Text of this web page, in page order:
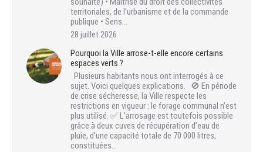
territoriales, de l’urbanisme et de la commande
publique • Sens…
28 juillet 2026
Pourquoi la Ville arrose-t-elle encore certains
espaces verts ?
Plusieurs habitants nous ont interrogés à ce
sujet. Voici quelques explications. 🚫 En période
de crise sécheresse, la Ville respecte les
restrictions en vigueur : le forage communal n’est
plus utilisé. ✅ L’arrosage est toutefois possible
grâce à deux cuves de récupération d’eau de
pluie, d’une capacité totale de 70 000 litres,
constituées…